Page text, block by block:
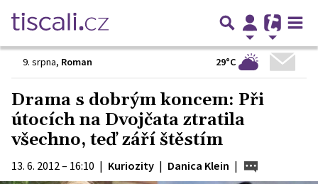
9. srpna, Roman 29°C
Drama s dobrým koncem: Při
útocích na Dvojčata ztratila
všechno, teď září štěstím
13. 6. 2012 – 16:10 | Kuriozity | Danica Klein |